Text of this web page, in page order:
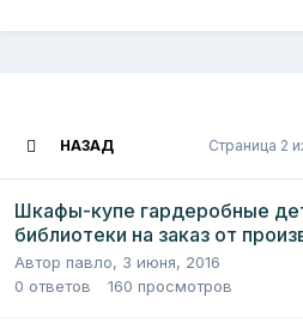
НАЗАД Страница 2
Шкафы-купе гардеробные
библиотеки на заказ от
Автор павло, 3 июня, 2016
0 ответов 160 просмотров